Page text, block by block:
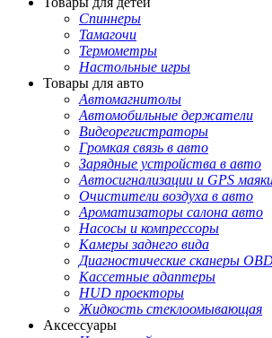
Спиннеры
Тамагочи
Термометры
Настольные игры
Товары для авто
Автомагнитолы
Автомобильные держатели
Видеорегистраторы
Громкая связь в авто
Зарядные устройства в авто
Автосигнализации и GPS
Очистители воздуха в авто
Ароматизаторы салона авто
Насосы и компрессоры
Камеры заднего вида
Диагностические сканеры
Кассетные адаптеры
HUD проекторы
Жидкость стеклоомывающая
Аксессуары